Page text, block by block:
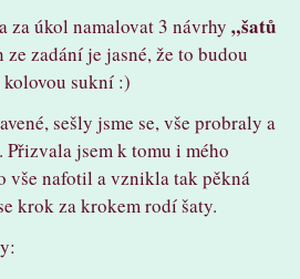
za úkol namalovat 3 návrhy„šatů
ze zadání je jasné, že to budou
kolovou sukní :)
sešly jsme se, vše probraly a
jsem k tomu i mého
vše nafotil a vznikla tak pěkná
krok za krokem rodí šaty.